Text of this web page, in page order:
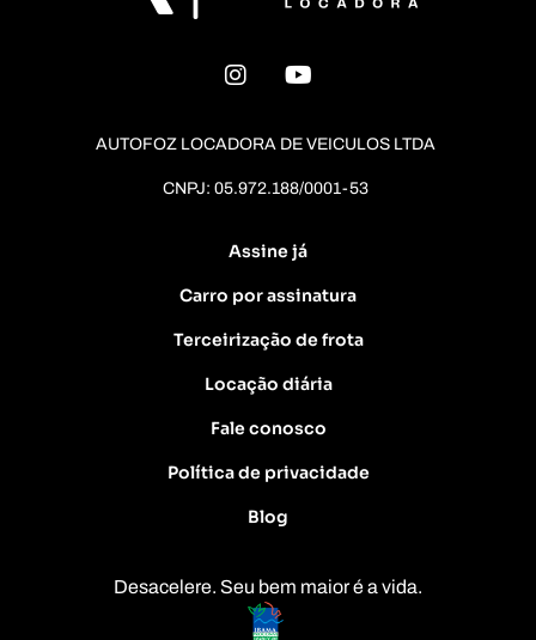
AUTOFOZ LOCADORA DE VEICULOS LTDA
CNPJ: 05.972.188/0001-53
Assine já
Carro por assinatura
Terceirização de frota
Locação diária
Fale conosco
Política de privacidade
Blog
Desacelere. Seu bem maior é a vida.